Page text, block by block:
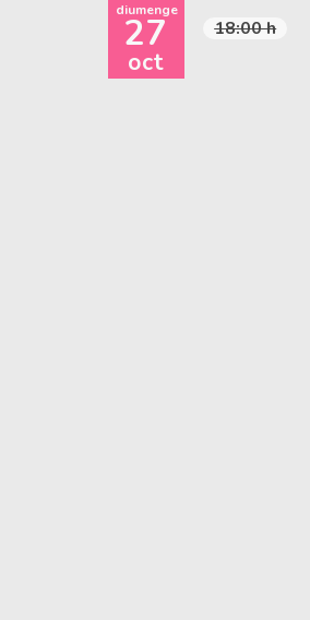
diumenge
27
oct
18:00 h